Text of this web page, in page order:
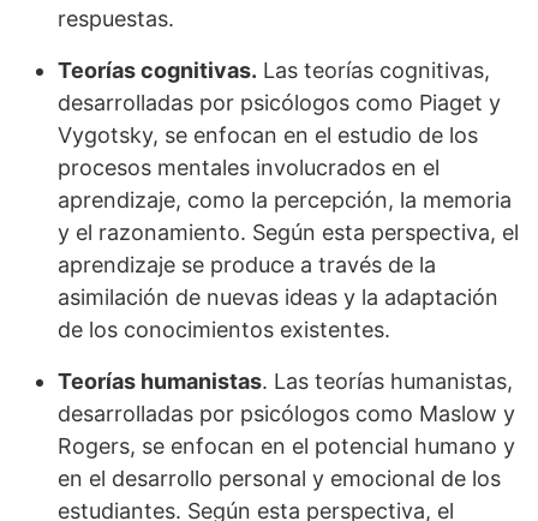
respuestas.
Teorías cognitivas. Las teorías cognitivas,
desarrolladas por psicólogos como Piaget y
Vygotsky, se enfocan en el estudio de los
procesos mentales involucrados en el
aprendizaje, como la percepción, la memoria
y el razonamiento. Según esta perspectiva, el
aprendizaje se produce a través de la
asimilación de nuevas ideas y la adaptación
de los conocimientos existentes.
Teorías humanistas. Las teorías humanistas,
desarrolladas por psicólogos como Maslow y
Rogers, se enfocan en el potencial humano y
en el desarrollo personal y emocional de los
estudiantes. Según esta perspectiva, el